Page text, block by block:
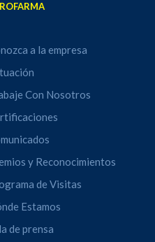
a la empresa
Con Nosotros
y Reconocimientos
de Visitas
Estamos
de prensa